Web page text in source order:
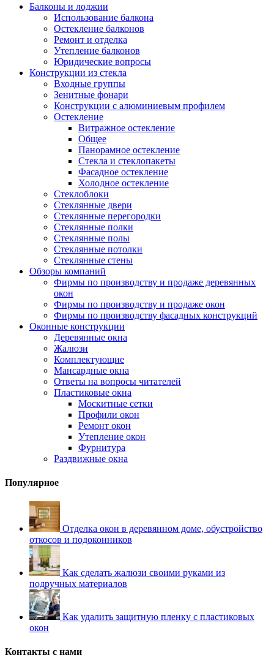
Балконы и лоджии
Использование балкона
Остекление балконов
Ремонт и отделка
Утепление балконов
Юридические вопросы
Конструкции из стекла
Входные группы
Зенитные фонари
Конструкции с алюминиевым профилем
Остекление
Витражное остекление
Общее
Панорамное остекление
Стекла и стеклопакеты
Фасадное остекление
Холодное остекление
Стеклоблоки
Стеклянные двери
Стеклянные перегородки
Стеклянные полки
Стеклянные полы
Стеклянные потолки
Стеклянные стены
Обзоры компаний
Фирмы по производству и продаже деревянных
окон
Фирмы по производству и продаже окон
Фирмы по производству фасадных конструкций
Оконные конструкции
Деревянные окна
Жалюзи
Комплектующие
Мансардные окна
Ответы на вопросы читателей
Пластиковые окна
Москитные сетки
Профили окон
Ремонт окон
Утепление окон
Фурнитура
Раздвижные окна
Популярное
Отделка окон в деревянном доме, обустройство
откосов и подоконников
Как сделать жалюзи своими руками из
подручных материалов
Как удалить защитную пленку с пластиковых
окон
Контакты с нами